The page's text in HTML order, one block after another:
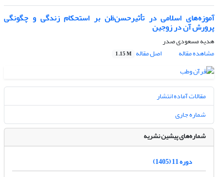
آموزه‌های اسلامی در تأثیرحسن‌ظن بر استحکام زندگی و چگونگی
پرورش آن در زوجین
هدیه مسعودی صدر
مشاهده مقاله
اصل مقاله 1.15 M
مقالات آماده انتشار
شماره جاری
شماره‌های پیشین نشریه
دوره 11 (1405)